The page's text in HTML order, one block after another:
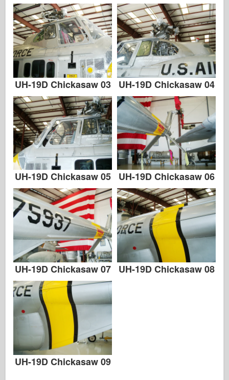
Die Kits
UH-19D Chickasaw 03 UH-19D Chickasaw 04
UH-19D Chickasaw 05 UH-19D Chickasaw 06
UH-19D Chickasaw 07 UH-19D Chickasaw 08
UH-19D Chickasaw 09